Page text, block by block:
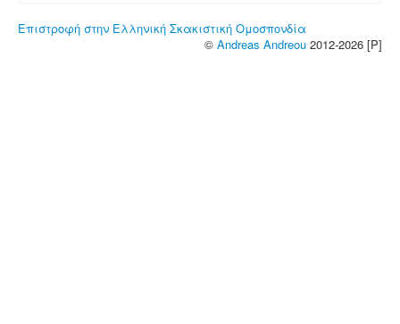
Επιστροφή στην Ελληνική Σκακιστική Ομοσπονδία
© Andreas Andreou 2012-2026 [P]